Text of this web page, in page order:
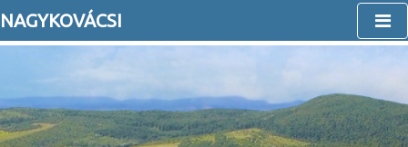
NAGYKOVÁCSI